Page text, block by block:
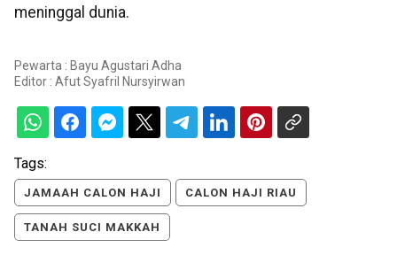
meninggal dunia.
Pewarta : Bayu Agustari Adha
Editor : Afut Syafril Nursyirwan
Tags:
JAMAAH CALON HAJI CALON HAJI RIAU
TANAH SUCI MAKKAH